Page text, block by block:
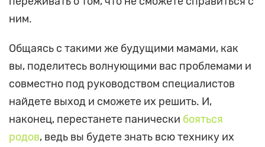
ним.
Общаясь с такими же будущими мамами, как
вы, поделитесь волнующими вас проблемами и
совместно под руководством специалистов
найдете выход и сможете их решить. И,
наконец, перестанете панически бояться
родов, ведь вы будете знать всю технику их